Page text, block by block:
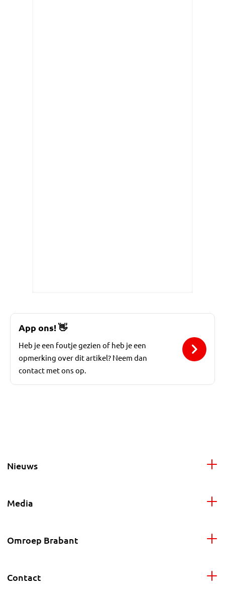
App ons!👋
Heb je een foutje gezien of heb je een
opmerking over dit artikel? Neem dan
contact met ons op.
Nieuws
Media
Omroep Brabant
Contact